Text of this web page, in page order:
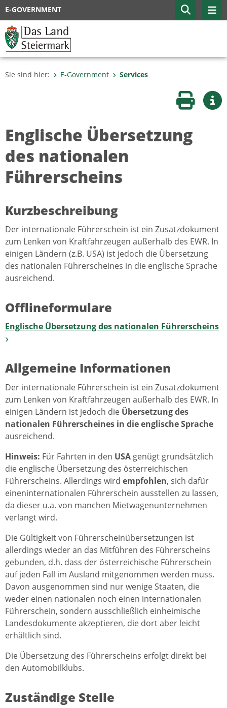
E-GOVERNMENT
Sie sind hier: E-Government Services
Seite
Englische Übersetzung
des nationalen
Führerscheins
Kurzbeschreibung
Der internationale Führerschein ist ein Zusatzdokument
zum Lenken von Kraftfahrzeugen außerhalb des EWR. In
einigen Ländern (z.B. USA) ist jedoch die Übersetzung
des nationalen Führerscheines in die englische Sprache
ausreichend.
Offlineformulare
Englische Übersetzung des nationalen Führerscheins
Allgemeine Informationen
Der internationale Führerschein ist ein Zusatzdokument
zum Lenken von Kraftfahrzeugen außerhalb des EWR. In
einigen Ländern ist jedoch die Übersetzung des
nationalen Führerscheines in die englische Sprache
ausreichend.
Hinweis: Für Fahrten in den USA genügt grundsätzlich
die englische Übersetzung des österreichischen
Führerscheins. Allerdings wird empfohlen, sich dafür
eineninternationalen Führerschein ausstellen zu lassen,
da dieser u.a. von manchen Mietwagenunternehmen
verlangt wird.
Die Gültigkeit von Führerscheinübersetzungen ist
allerdings wieder an das Mitführen des Führerscheins
gebunden, d.h. dass der österreichische Führerschein
auf jeden Fall im Ausland mitgenommen werden muss.
Davon ausgenommen sind nur wenige Staaten, die
weder einen nationalen noch einen internationalen
Führerschein, sondern ausschließlich einheimische
Landesdokumente akzeptieren, die dort aber leicht
erhältlich sind.
Die Übersetzung des Führerscheins erfolgt direkt bei
den Automobilklubs.
Zuständige Stelle